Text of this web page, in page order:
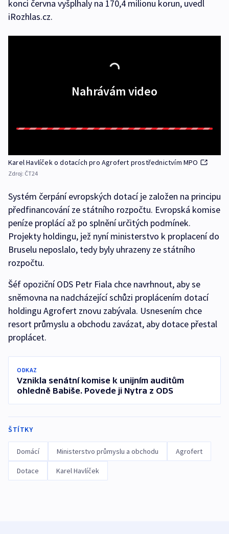
konci června vyšplhaly na 170,4 milionu korun, uvedl
iRozhlas.cz.
Nahrávám video
Karel Havlíček o dotacích pro Agrofert prostřednictvím MPO
Zdroj: ČT24
Systém čerpání evropských dotací je založen na principu
předfinancování ze státního rozpočtu. Evropská komise
peníze proplácí až po splnění určitých podmínek.
Projekty holdingu, jež nyní ministerstvo k proplacení do
Bruselu neposlalo, tedy byly uhrazeny ze státního
rozpočtu.
Šéf opoziční ODS Petr Fiala chce navrhnout, aby se
sněmovna na nadcházející schůzi proplácením dotací
holdingu Agrofert znovu zabývala. Usnesením chce
resort průmyslu a obchodu zavázat, aby dotace přestal
proplácet.
ODKAZ
Vznikla senátní komise k unijním auditům
ohledně Babiše. Povede ji Nytra z ODS
ŠTÍTKY
Domácí Ministerstvo průmyslu a obchodu Agrofert
Dotace Karel Havlíček